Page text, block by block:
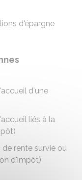
d'épargne
d'une
liés à la
rente survie ou
d'impôt)